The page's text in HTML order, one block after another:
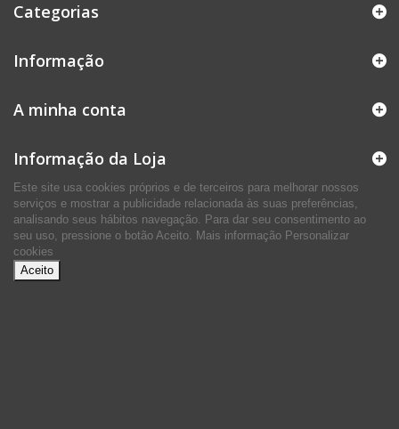
Categorias
Informação
A minha conta
Informação da Loja
Este site usa cookies próprios e de terceiros para melhorar nossos
serviços e mostrar a publicidade relacionada às suas preferências,
analisando seus hábitos navegação. Para dar seu consentimento ao
seu uso, pressione o botão Aceito. Mais informação Personalizar
cookies
Aceito